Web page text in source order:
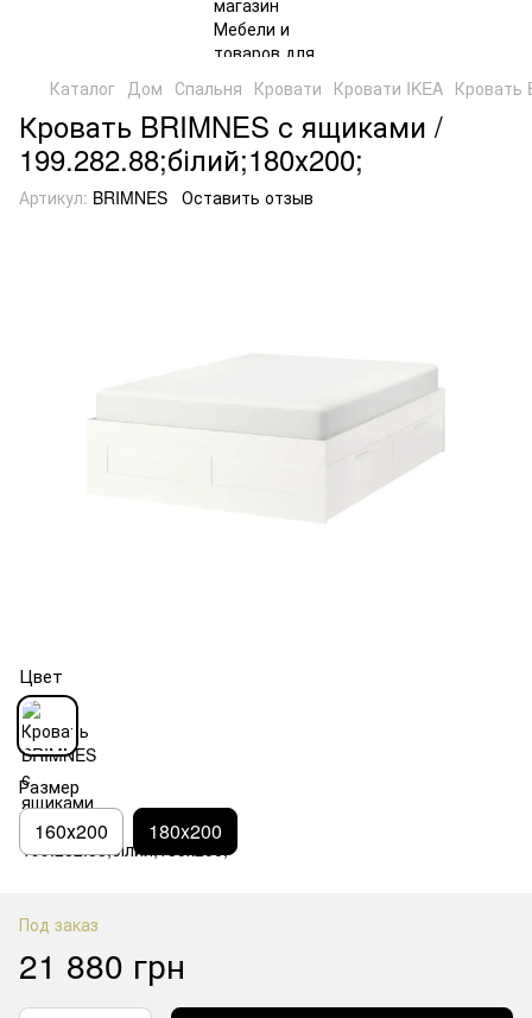
Каталог Дом Спальня Кровати Кровати IKEA Кровать
Кровать BRIMNES с ящиками /
199.282.88;білий;180х200;
Артикул: BRIMNES Оставить отзыв
Цвет
Размер
160х200 180x200
Под заказ
21 880 грн